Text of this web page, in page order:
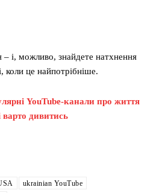
– і, можливо, знайдете натхнення
коли це найпотрібніше.
YouTube-канали про життя
варто дивитись
ukrainian YouTube